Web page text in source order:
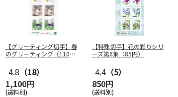
【グリーティング切手】春
のグリーティング（110
円）
4.8 （18）
1,100円
(送料別)
【特殊切手】花の彩りシリ
ーズ第6集（85円）
4.4 （5）
850円
(送料別)